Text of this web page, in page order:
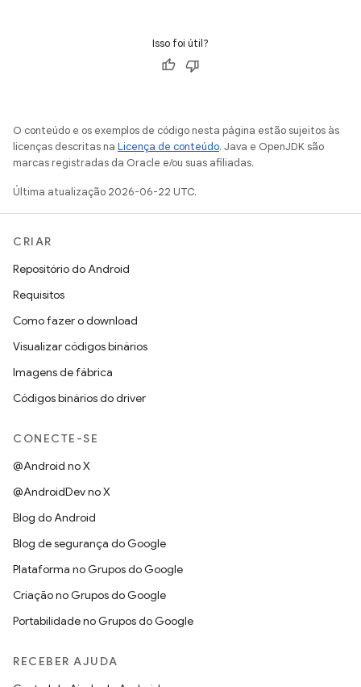
Isso foi útil?
O conteúdo e os exemplos de código nesta página estão sujeitos às
licenças descritas na Licença de conteúdo. Java e OpenJDK são
marcas registradas da Oracle e/ou suas afiliadas.
Última atualização 2026-06-22 UTC.
CRIAR
Repositório do Android
Requisitos
Como fazer o download
Visualizar códigos binários
Imagens de fábrica
Códigos binários do driver
CONECTE-SE
@Android no X
@AndroidDev no X
Blog do Android
Blog de segurança do Google
Plataforma no Grupos do Google
Criação no Grupos do Google
Portabilidade no Grupos do Google
RECEBER AJUDA